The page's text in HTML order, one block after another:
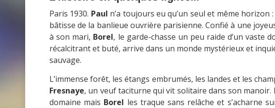
Paris 1930. Paul n’a toujours eu qu’un seul et même horizon
bâtisse de la banlieue ouvrière parisienne. Confié à une
à son mari, Borel, le garde-chasse un peu raide d’un vaste
récalcitrant et buté, arrive dans un monde mystérieux et
sauvage.
L’immense forêt, les étangs embrumés, les landes et les
Fresnaye, un veuf taciturne qui vit solitaire dans son
domaine mais Borel les traque sans relâche et s’acharne